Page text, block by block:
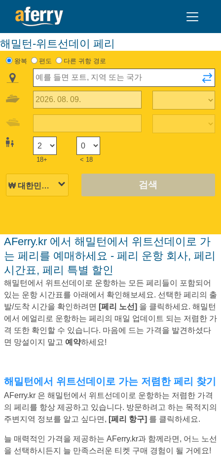
해밀턴-위트선데이 페리
왕복 편도 다른 귀항 경로
18+ < 18
검색
AFerry.kr 에서 해밀턴에서 위트선데이로 가
는 페리를 예매하세요 - 페리 운항 회사, 페리
시간표, 페리 특별 할인
해밀턴에서 위트선데이로 운항하는 모든 페리들이 포함되어
있는 운항 시간표를 아래에서 확인해보세요. 선택한 페리의 출
발/도착 시간을 확인하려면 [페리 노선] 을 클릭하세요. 해밀턴
에서 에얼리로 운항하는 페리의 매일 업데이트 되는 저렴한 가
격 또한 확인할 수 있습니다. 마음에 드는 가격을 발견하셨다
면 망설이지 말고 예약하세요!
해밀턴에서 위트선데이로 가는 저렴한 페리 찾기
AFerry.kr 은 해밀턴에서 위트선데이로 운항하는 저렴한 가격
의 페리를 항상 제공하고 있습니다. 방문하려고 하는 목적지의
주변지역 정보를 알고 싶다면, [페리 항구] 를 클릭하세요.
늘 매력적인 가격을 제공하는 AFerry.kr과 함께라면, 어느 노선
을 선택하시든지 늘 만족스러운 티켓 구매 경험이 될 거에요!